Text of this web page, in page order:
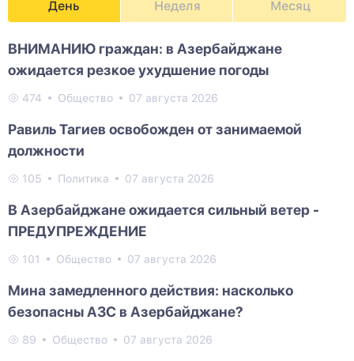
День Неделя Месяц
ВНИМАНИЮ граждан: в Азербайджане
ожидается резкое ухудшение погоды
474 Общество 07 августа 2026
Равиль Тагиев освобожден от занимаемой
должности
105 Политика 07 августа 2026
В Азербайджане ожидается сильный ветер -
ПРЕДУПРЕЖДЕНИЕ
101 Общество 07 августа 2026
Мина замедленного действия: насколько
безопасны АЗС в Азербайджане?
89 Общество 07 августа 2026